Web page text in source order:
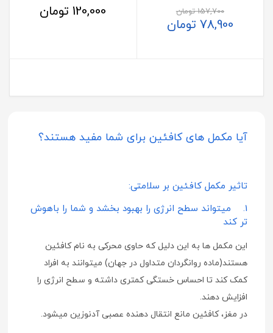
157,700تومان
78,900 تومان
120,000 تومان
آیا مکمل های کافئین برای شما مفید هستند؟
تاثیر مکمل کافئین بر سلامتی:
1. میتواند سطح انرژی را بهبود بخشد و شما را باهوش
تر کند
این مکمل ها به این دلیل که حاوی محرکی به نام کافئین
هستند(ماده روانگردان متداول در جهان) میتوانند به افراد
کمک کند تا احساس خستگی کمتری داشته و سطح انرژی را
افزایش دهند.
در مغز، کافئین مانع انتقال دهنده عصبی آدنوزین میشود.